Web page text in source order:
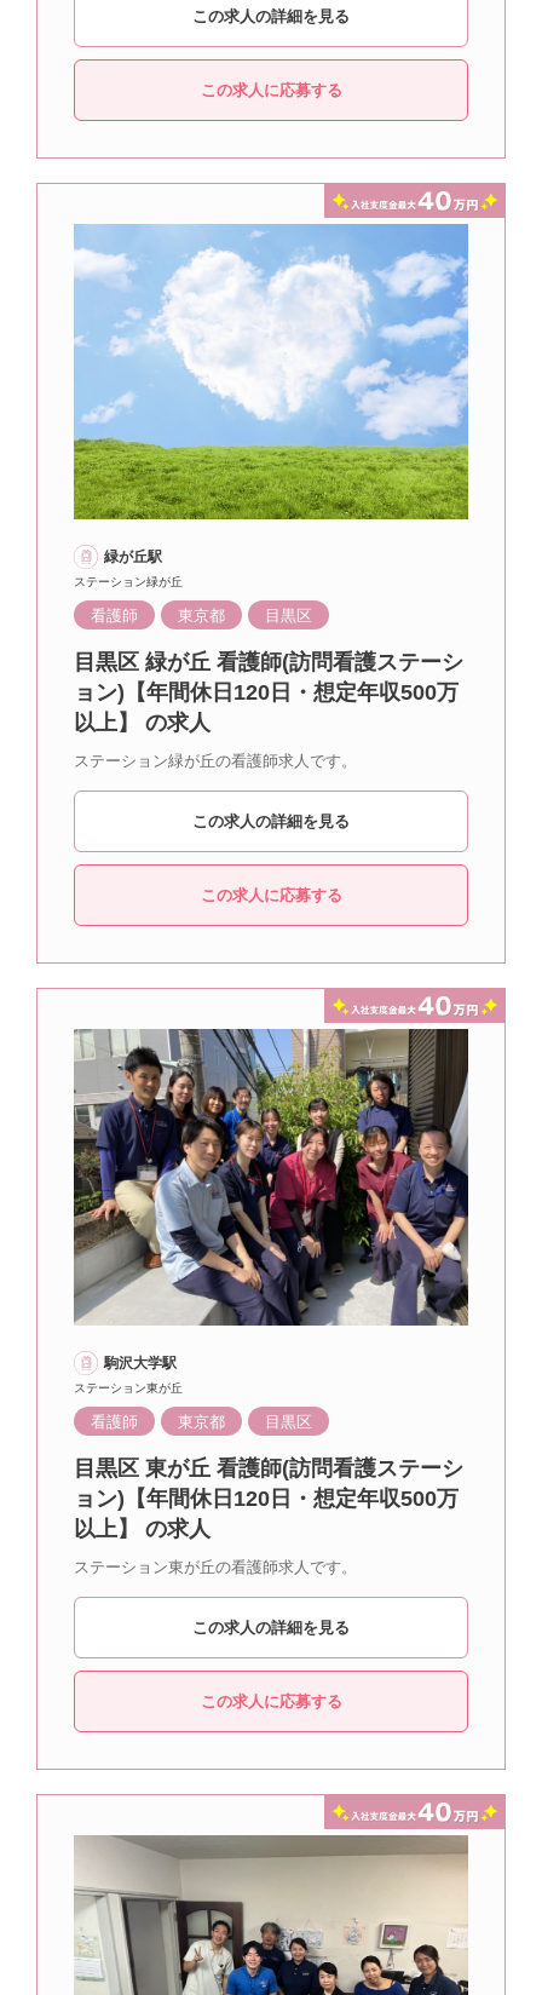
この求人の詳細を見る
この求人に応募する
緑が丘駅
ステーション緑が丘
看護師 東京都 目黒区
目黒区 緑が丘 看護師(訪問看護ステーシ
ョン)【年間休日120日・想定年収500万
以上】 の求人
ステーション緑が丘の看護師求人です。
この求人の詳細を見る
この求人に応募する
駒沢大学駅
ステーション東が丘
看護師 東京都 目黒区
目黒区 東が丘 看護師(訪問看護ステーシ
ョン)【年間休日120日・想定年収500万
以上】 の求人
ステーション東が丘の看護師求人です。
この求人の詳細を見る
この求人に応募する